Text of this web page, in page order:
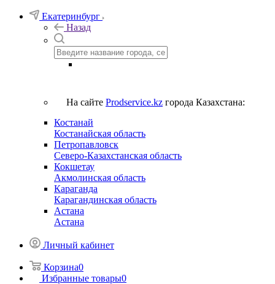
Екатеринбург
Назад
На сайте Prodservice.kz города Казахстана:
Костанай
Костанайская область
Петропавловск
Северо-Казахстанская область
Кокшетау
Акмолинская область
Караганда
Карагандинская область
Астана
Астана
Личный кабинет
Корзина0
Избранные товары0